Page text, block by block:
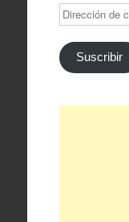
Dirección
de
correo
electrónico
Suscribir